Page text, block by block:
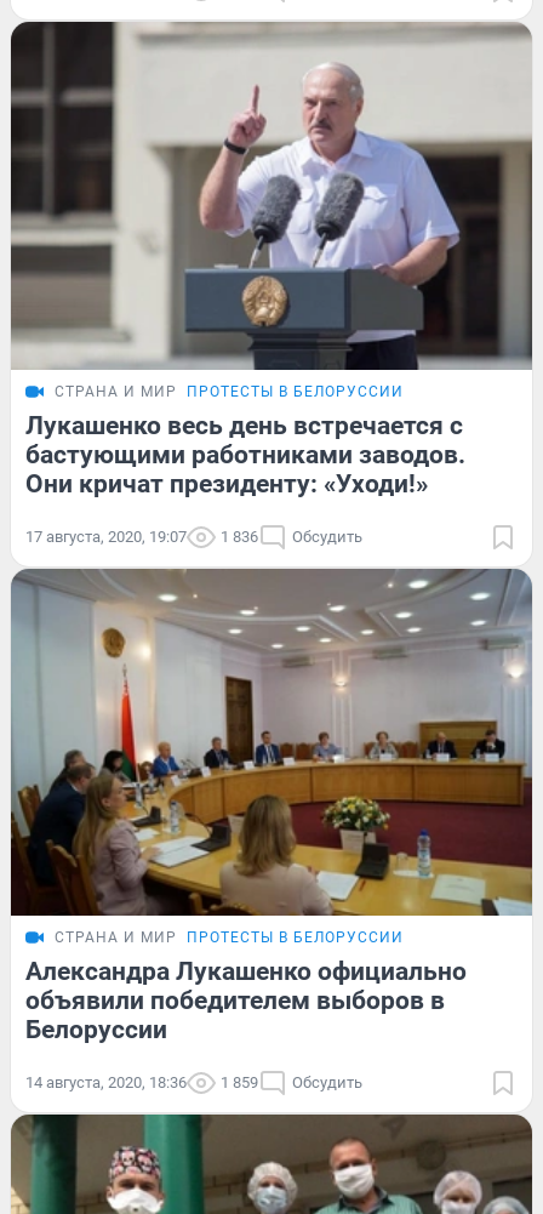
СТРАНА И МИР ПРОТЕСТЫ В БЕЛОРУССИИ
Лукашенко весь день встречается с
бастующими работниками заводов.
Они кричат президенту: «Уходи!»
17 августа, 2020, 19:07 1 836 Обсудить
СТРАНА И МИР ПРОТЕСТЫ В БЕЛОРУССИИ
Александра Лукашенко официально
объявили победителем выборов в
Белоруссии
14 августа, 2020, 18:36 1 859 Обсудить